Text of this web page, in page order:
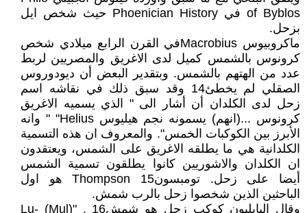
of Byblos في Phoenician History حيث شخص ايل
بزحل.
ماكروبيوس Macrobiusفي القرن الرابع ميلادي شخص
كرونوس بالشمس كميل لدى الاغريق والمصريين لربط
عدد من الهتهم بالشمس. وبتقدير البعض أن ديودوروس
الصقلي لم يخطئ14 وقد سبق ذلك في نقاشه اسم
زحل لدى الكلدان أن أشار الى " الذي يسميه الاغريق
كرونوس ...(انهم) يسمونه نجم هيليوس Helius" " وانه
الأبرز بين الكوكبات الخمس". والمعروف ان هذه التسمية
الكلدانية هي ما يطلقه الاغريق على الشمس، ويعتقدون
ان الكلدان والاشوريين كانوا يطلقون تسمية الشمس
أيضا على زحل. تومبسون15 Thompson هو اول
الباحثين الذين شخصوا زحل بالرب شمش.
وقال البابليون كوكب زحل هو شمش16 . "(Mul) Lu-